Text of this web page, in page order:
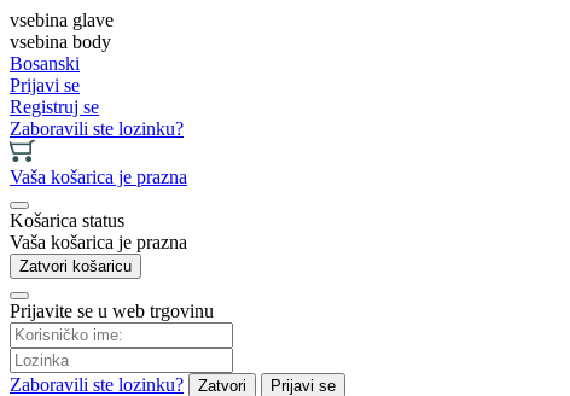
vsebina glave
vsebina body
Bosanski
Prijavi se
Registruj se
Zaboravili ste lozinku?
Vaša košarica je prazna
Košarica status
Vaša košarica je prazna
Zatvori košaricu
Prijavite se u web trgovinu
Zaboravili ste lozinku? Zatvori Prijavi se